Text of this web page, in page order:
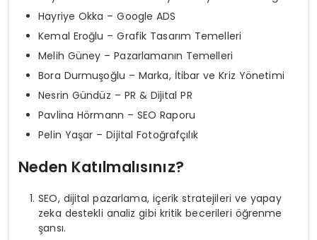
Hayriye Okka – Google ADS
Kemal Eroğlu – Grafik Tasarım Temelleri
Melih Güney – Pazarlamanın Temelleri
Bora Durmuşoğlu – Marka, İtibar ve Kriz Yönetimi
Nesrin Gündüz – PR & Dijital PR
Pavlina Hörmann – SEO Raporu
Pelin Yaşar – Dijital Fotoğrafçılık
Neden Katılmalısınız?
SEO, dijital pazarlama, içerik stratejileri ve yapay
zeka destekli analiz gibi kritik becerileri öğrenme
şansı.